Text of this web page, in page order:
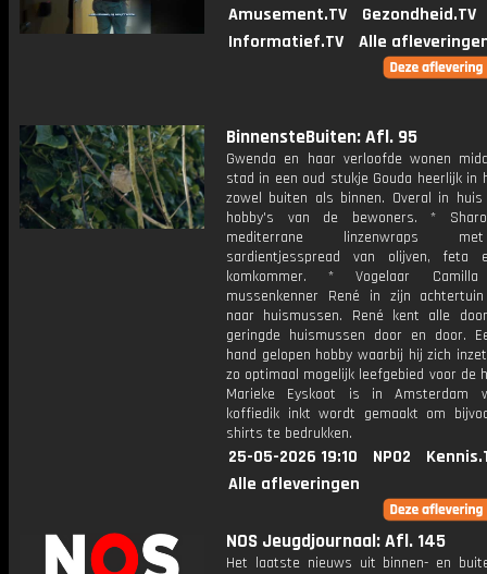
Amusement.TV
Gezondheid.TV
Informatief.TV
Alle
BinnensteBuiten: Afl. 95
Gwenda en haar verloofde wonen
stad in een oud stukje Gouda heerlijk in
zowel buiten als binnen. Overal in
hobby's van de bewoners. *
mediterrane linzenwraps
sardientjesspread van olijven, feta
komkommer. * Vogelaar
mussenkenner René in zijn
naar huismussen. René kent alle
geringde huismussen door en door.
hand gelopen hobby waarbij hij zich
zo optimaal mogelijk leefgebied voor de
Marieke Eyskoot is in Amsterdam
koffiedik inkt wordt gemaakt om
shirts te bedrukken.
25-05-2026 19:10 NPO2
Alle afleveringen
NOS Jeugdjournaal: Afl. 145
Het laatste nieuws uit binnen- en